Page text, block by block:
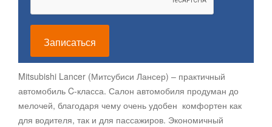
Записаться
Mitsubishi Lancer (Митсубиси Лансер) – практичный
автомобиль C-класса. Салон автомобиля продуман до
мелочей, благодаря чему очень удобен комфортен как
для водителя, так и для пассажиров. Экономичный